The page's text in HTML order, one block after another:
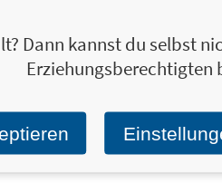
Dann kannst du selbst
Erziehungsberechtigten